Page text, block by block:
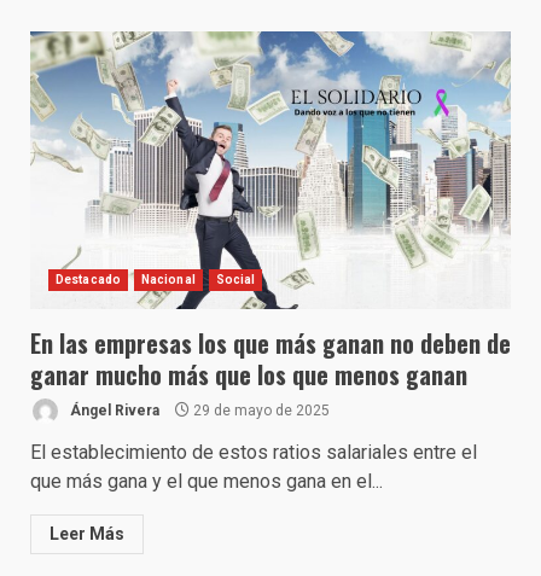
Destacado Nacional Social
En las empresas los que más ganan no deben de
ganar mucho más que los que menos ganan
Ángel Rivera 29 de mayo de 2025
El establecimiento de estos ratios salariales entre el
que más gana y el que menos gana en el...
Leer Más